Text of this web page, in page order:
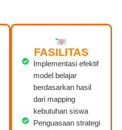
FASILITAS
Implementasi efektif
model belajar
berdasarkan hasil
dari mapping
kebutuhan siswa
Penguasaan strategi